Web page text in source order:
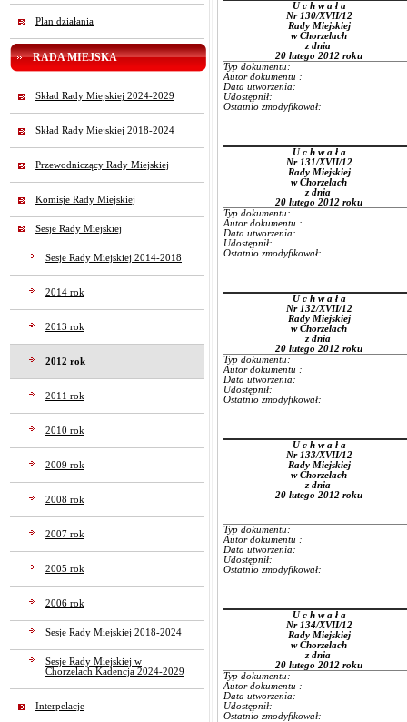
Plan działania
RADA MIEJSKA
Skład Rady Miejskiej 2024-2029
Skład Rady Miejskiej 2018-2024
Przewodniczący Rady Miejskiej
Komisje Rady Miejskiej
Sesje Rady Miejskiej
Sesje Rady Miejskiej 2014-2018
2014 rok
2013 rok
2012 rok
2011 rok
2010 rok
2009 rok
2008 rok
2007 rok
2005 rok
2006 rok
Sesje Rady Miejskiej 2018-2024
Sesje Rady Miejskiej w
Chorzelach Kadencja 2024-2029
Interpelacje
U c h w a ł a
Nr 130/XVII/12
Rady Miejskiej
w Chorzelach
z dnia
20 lutego 2012 roku
Typ dokumentu:
Autor dokumentu :
Data utworzenia:
Udostępnił:
Ostatnio zmodyfikował:
U c h w a ł a
Nr 131/XVII/12
Rady Miejskiej
w Chorzelach
z dnia
20 lutego 2012 roku
Typ dokumentu:
Autor dokumentu :
Data utworzenia:
Udostępnił:
Ostatnio zmodyfikował:
U c h w a ł a
Nr 132/XVII/12
Rady Miejskiej
w Chorzelach
z dnia
20 lutego 2012 roku
Typ dokumentu:
Autor dokumentu :
Data utworzenia:
Udostępnił:
Ostatnio zmodyfikował:
U c h w a ł a
Nr 133/XVII/12
Rady Miejskiej
w Chorzelach
z dnia
20 lutego 2012 roku
Typ dokumentu:
Autor dokumentu :
Data utworzenia:
Udostępnił:
Ostatnio zmodyfikował:
U c h w a ł a
Nr 134/XVII/12
Rady Miejskiej
w Chorzelach
z dnia
20 lutego 2012 roku
Typ dokumentu:
Autor dokumentu :
Data utworzenia:
Udostępnił:
Ostatnio zmodyfikował: